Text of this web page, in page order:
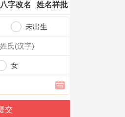
八字改名 姓名祥批
未出生
女